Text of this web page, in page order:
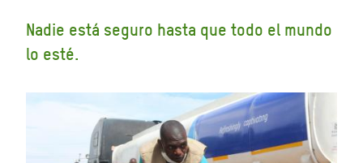
Nadie está seguro hasta que todo el mundo
lo esté.